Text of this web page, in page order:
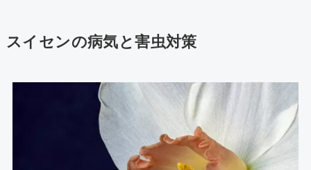
スイセンの病気と害虫対策